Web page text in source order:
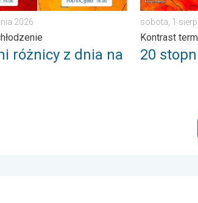
2026
różnicy z dnia na
sobota, 1
Kontrast
20